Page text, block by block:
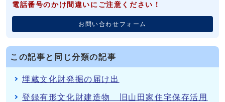
電話番号のかけ間違いにご注意ください！
お問い合わせフォーム
この記事と同じ分類の記事
埋蔵文化財発掘の届け出
登録有形文化財建造物 旧山田家住宅保存活用